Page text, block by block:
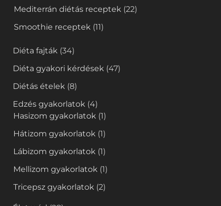
Mediterrán diétás receptek (22)
Smoothie receptek (11)
Diéta fajták (34)
Diéta gyakori kérdések (47)
Diétás ételek (8)
Edzés gyakorlatok (4)
Hasizom gyakorlatok (1)
Hátizom gyakorlatok (1)
Lábizom gyakorlatok (1)
Mellizom gyakorlatok (1)
Tricepsz gyakorlatok (2)